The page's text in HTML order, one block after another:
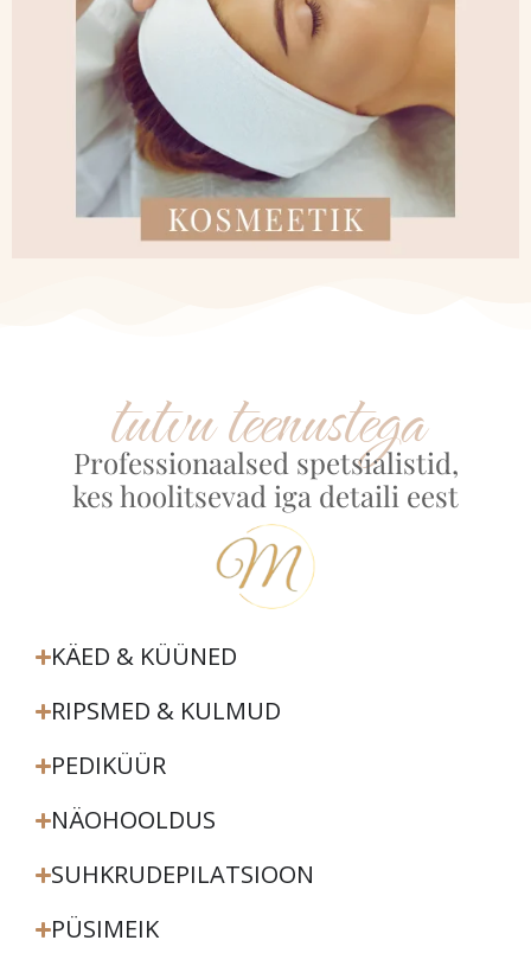
tutvu teenustega
Professionaalsed spetsialistid,
kes hoolitsevad iga detaili eest
KÄED & KÜÜNED
RIPSMED & KULMUD
PEDIKÜÜR
NÄOHOOLDUS
SUHKRUDEPILATSIOON
PÜSIMEIK